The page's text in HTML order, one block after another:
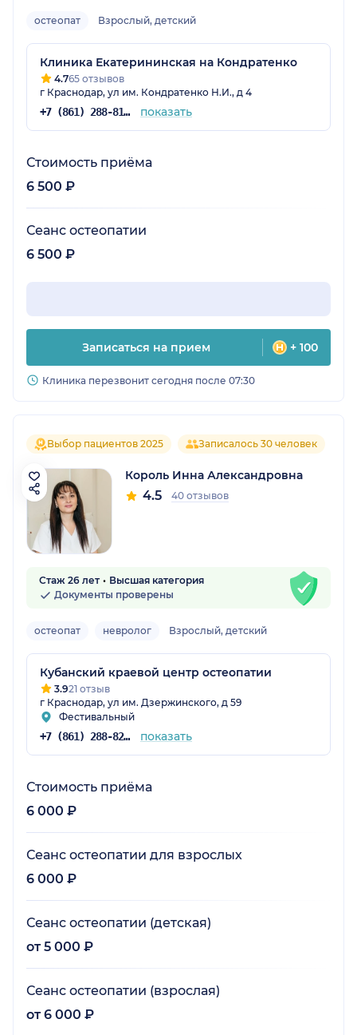
остеопат Взрослый, детский
Клиника Екатерининская на Кондратенко
4.765 отзывов
г Краснодар, ул им. Кондратенко Н.И., д 4
+7 (861) 288-81-65 показать
Стоимость приёма
6 500 ₽
Сеанс остеопатии
6 500 ₽
Записаться на прием + 100
Клиника перезвонит сегодня после 07:30
Выбор пациентов 2025 Записалось 30 человек
Король Инна Александровна
4.5 40 отзывов
Стаж 26 лет
Высшая категория
Документы проверены
остеопат невролог Взрослый, детский
Кубанский краевой центр остеопатии
3.921 отзыв
г Краснодар, ул им. Дзержинского, д 59
Фестивальный
+7 (861) 288-82-15 показать
Стоимость приёма
6 000 ₽
Сеанс остеопатии для взрослых
6 000 ₽
Сеанс остеопатии (детская)
от 5 000 ₽
Сеанс остеопатии (взрослая)
от 6 000 ₽